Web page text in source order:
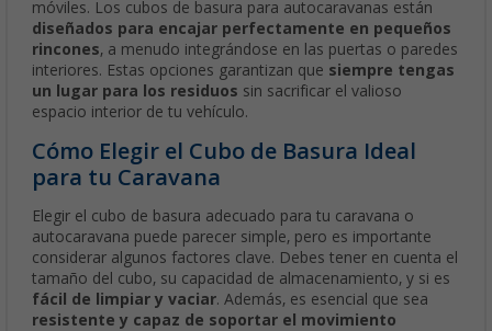
móviles. Los cubos de basura para autocaravanas están
diseñados para encajar perfectamente en pequeños
rincones, a menudo integrándose en las puertas o paredes
interiores. Estas opciones garantizan que siempre tengas
un lugar para los residuos sin sacrificar el valioso
espacio interior de tu vehículo.
Cómo Elegir el Cubo de Basura Ideal
para tu Caravana
Elegir el cubo de basura adecuado para tu caravana o
autocaravana puede parecer simple, pero es importante
considerar algunos factores clave. Debes tener en cuenta el
tamaño del cubo, su capacidad de almacenamiento, y si es
fácil de limpiar y vaciar. Además, es esencial que sea
resistente y capaz de soportar el movimiento